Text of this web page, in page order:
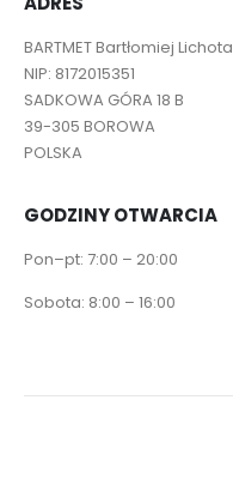
BARTMET Bartłomiej Lichota
NIP: 8172015351
SADKOWA GÓRA 18 B
39-305 BOROWA
POLSKA
GODZINY OTWARCIA
Pon–pt: 7:00 – 20:00
Sobota: 8:00 – 16:00